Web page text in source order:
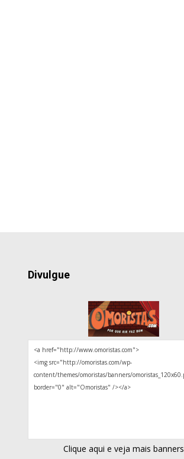
Divulgue
Clique aqui e veja mais banners